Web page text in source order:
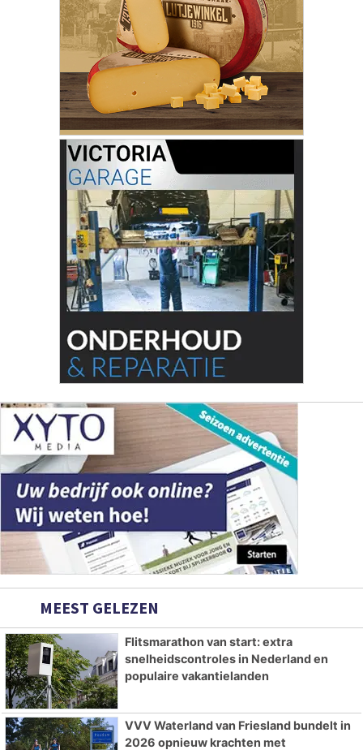
MEEST GELEZEN
Flitsmarathon van start: extra
snelheidscontroles in Nederland en
populaire vakantielanden
VVV Waterland van Friesland bundelt in
2026 opnieuw krachten met